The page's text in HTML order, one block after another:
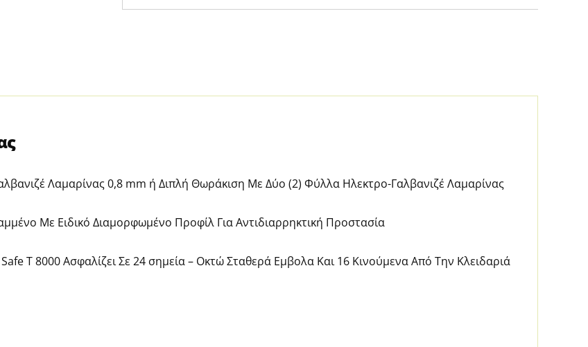
Λαμαρίνας 0,8 mm ή Διπλή Θωράκιση Με Δύο (2) Φύλλα Ηλεκτρο-Γαλβανιζέ Λαμαρίνας
Με Ειδικό Διαμορφωμένο Προφίλ Για Αντιδιαρρηκτική Προστασία
T 8000 Ασφαλίζει Σε 24 σημεία – Οκτώ Σταθερά Εμβολα Και 16 Κινούμενα Από Την Κλειδαριά